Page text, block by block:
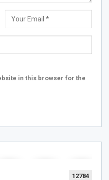
in this browser for the
12784